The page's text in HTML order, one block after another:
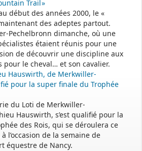
listes des assistants maternels
le site :https://www.bas-rhin.fr/carte-
maternels-bas-rhin/.
jour tous les vendredis.
de la CAF présente les disponibilités
maternels.
- - - - - - - - - - - - - -
mairie
Trail »
début des années 2000, le «
des adeptes partout.
Pechelbronn dimanche, où une
étaient réunis pour une
de découvrir une discipline aux
pour le cheval… et son cavalier.
Hauswirth, de Merkwiller-
pour la super finale du Trophée
du Loti de Merkwiller-
Hauswirth, s’est qualifié pour la
des Rois, qui se déroulera ce
l’occasion de la semaine de
équestre de Nancy.